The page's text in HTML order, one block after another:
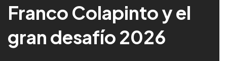
Franco Colapinto y el
gran desafío 2026